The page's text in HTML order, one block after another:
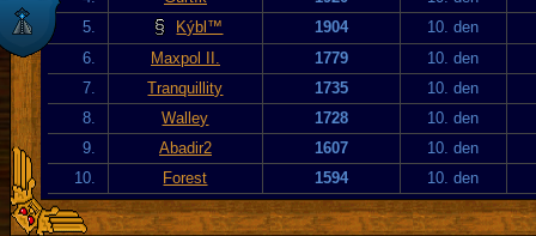
5.
Kýbl™ 1904
10. den
6.
Maxpol II. 1779
10. den
7.
Tranquillity 1735
10. den
8.
Walley 1728
10. den
9.
Abadir2 1607
10. den
10.
Forest 1594 10. den